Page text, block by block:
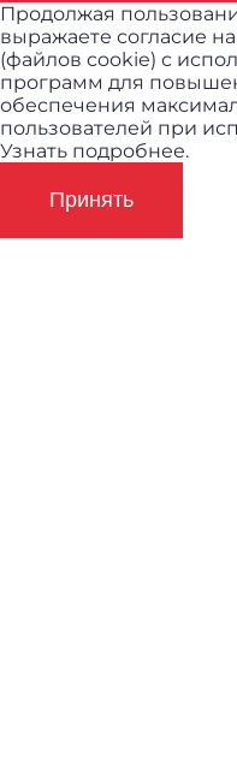
Продолжая
выражаете согласие
(файлов cookie) с
программ для
обеспечения
пользователей при
Узнать подробнее.
Принять